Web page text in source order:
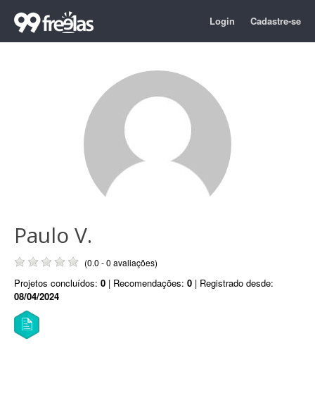
Login Cadastre-se
Paulo V.
(0.0 - 0 avaliações)
Projetos concluídos: 0 | Recomendações: 0 | Registrado desde:
08/04/2024